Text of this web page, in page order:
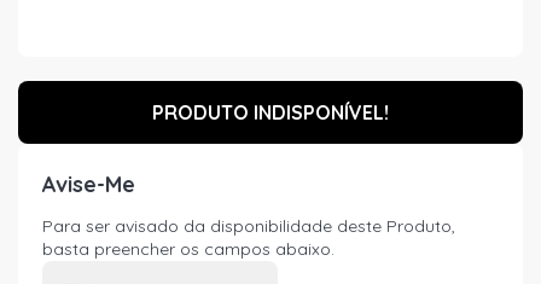
PRODUTO INDISPONÍVEL!
Avise-Me
Para ser avisado da disponibilidade deste Produto,
basta preencher os campos abaixo.